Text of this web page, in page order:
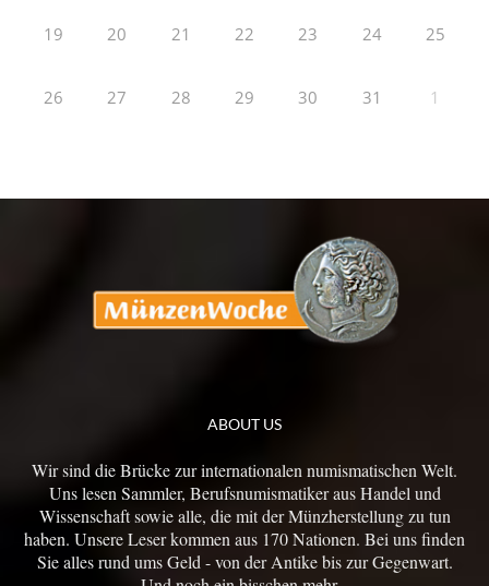
19 20 21 22 23 24 25
26 27 28 29 30 31 1
ABOUT US
Wir sind die Brücke zur internationalen numismatischen Welt.
Uns lesen Sammler, Berufsnumismatiker aus Handel und
Wissenschaft sowie alle, die mit der Münzherstellung zu tun
haben. Unsere Leser kommen aus 170 Nationen. Bei uns finden
Sie alles rund ums Geld - von der Antike bis zur Gegenwart.